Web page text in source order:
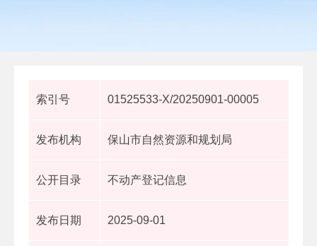
索引号 01525533-X/20250901-00005
发布机构 保山市自然资源和规划局
公开目录 不动产登记信息
发布日期 2025-09-01